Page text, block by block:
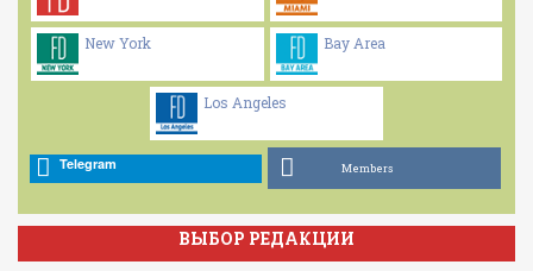
New York Bay Area
Los Angeles
Telegram Members
ВЫБОР РЕДАКЦИИ